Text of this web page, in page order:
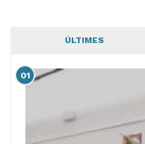
ÚLTIMES
01